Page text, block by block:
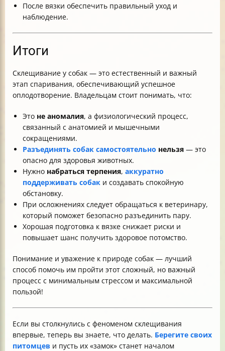
После вязки обеспечить правильный уход и
наблюдение.
Итоги
Склещивание у собак — это естественный и важный
этап спаривания, обеспечивающий успешное
оплодотворение. Владельцам стоит понимать, что:
Это не аномалия, а физиологический процесс,
связанный с анатомией и мышечными
сокращениями.
Разъединять собак самостоятельно нельзя — это
опасно для здоровья животных.
Нужно набраться терпения, аккуратно
поддерживать собак и создавать спокойную
обстановку.
При осложнениях следует обращаться к ветеринару,
который поможет безопасно разъединить пару.
Хорошая подготовка к вязке снижает риски и
повышает шанс получить здоровое потомство.
Понимание и уважение к природе собак — лучший
способ помочь им пройти этот сложный, но важный
процесс с минимальным стрессом и максимальной
пользой!
Если вы столкнулись с феноменом склещивания
впервые, теперь вы знаете, что делать. Берегите своих
питомцев и пусть их «замок» станет началом